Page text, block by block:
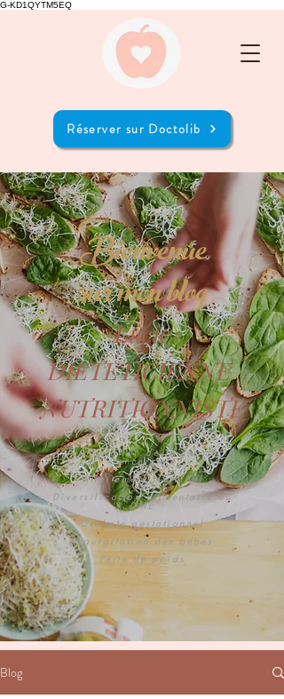
G-KD1QYTM5EQ
Réserver sur Doctolib
Bienvenue
sur mon blog
Lucie
DIETETICIENNE
NUTRITIONNISTE
Alimentation de la femme
enceinte
Allaitement maternel
Diversification alimentaire ou
DME
Diabete gestationnel
Regurgitation des bébés
Perte de poids
Blog